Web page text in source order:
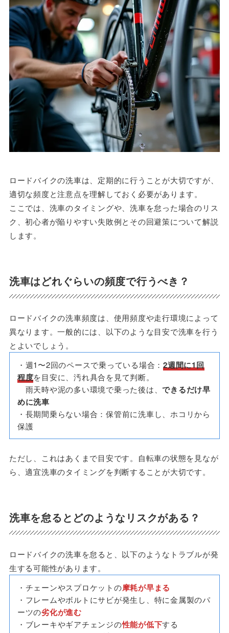
ロードバイクの洗車は、定期的に行うことが大切ですが、
適切な頻度と注意点を理解しておく必要があります。
ここでは、洗車のタイミングや、洗車を怠った場合のリス
ク、初心者が陥りやすい失敗例とその回避策について解説
します。
洗車はどれぐらいの頻度で行うべき？
ロードバイクの洗車頻度は、使用頻度や走行環境によって
異なります。一般的には、以下のような目安で洗車を行う
とよいでしょう。
・週1〜2回のペースで乗っている場合：2週間に1回
程度を目安に、汚れ具合を見て判断。
雨天時や泥の多い環境で乗った後は、できるだけ早
めに洗車
・長期間乗らない場合：保管前に洗車し、ホコリから
保護
ただし、これはあくまで目安です。自転車の状態を見なが
ら、適宜洗車のタイミングを判断することが大切です。
洗車を怠るとどのようなリスクがある？
ロードバイクの洗車を怠ると、以下のようなトラブルが発
生する可能性があります。
・チェーンやスプロケットの摩耗が早まる
・フレームやボルトにサビが発生し、特に金属製のパ
ーツの劣化が進む
・ブレーキやギアチェンジの性能が低下する